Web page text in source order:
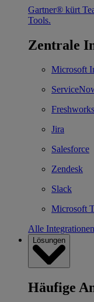
Gartner® kürt
Tools.
Zentrale
Microsoft
Freshworks
Jira
Salesforce
Zendesk
Slack
Microsoft
Alle
Lösungen
Häufige